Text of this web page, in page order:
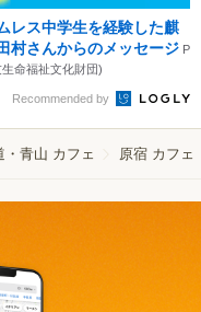
レス中学生を経験した麒
村さんからのメッセージ P
生命福祉文化財団)
Recommended by
・青山 カフェ 原宿 カフェ